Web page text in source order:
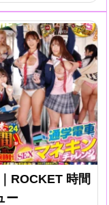
ROCKET 時間
ー